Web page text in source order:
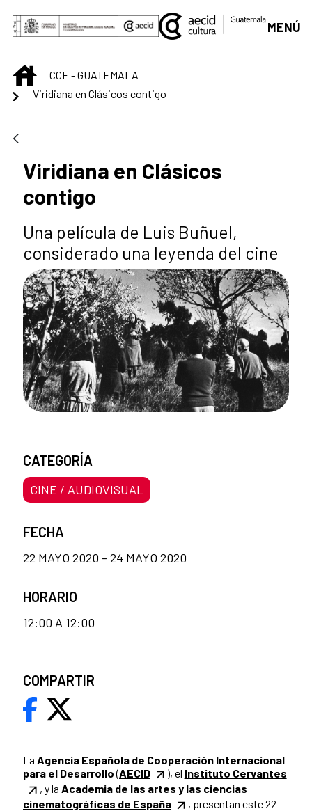
Saltar al contenido principal
MENÚ
INICIOCCE - GUATEMALA
Viridiana en Clásicos contigo
Viridiana en Clásicos
contigo
Una película de Luis Buñuel,
considerado una leyenda del cine
La Agencia Española de Cooperación Internacional
para el Desarrollo(AECID ), el Instituto Cervantes
, y la Academia de las artes y las ciencias
cinematográficas de España
, presentan este 22
CATEGORÍA
CINE / AUDIOVISUAL
FECHA
22 MAYO 2020 - 24 MAYO 2020
HORARIO
12:00 A 12:00
COMPARTIR